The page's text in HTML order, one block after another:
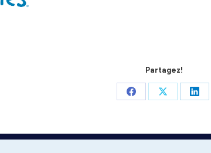
Partagez!
Share
Facebook
Share
X
Share